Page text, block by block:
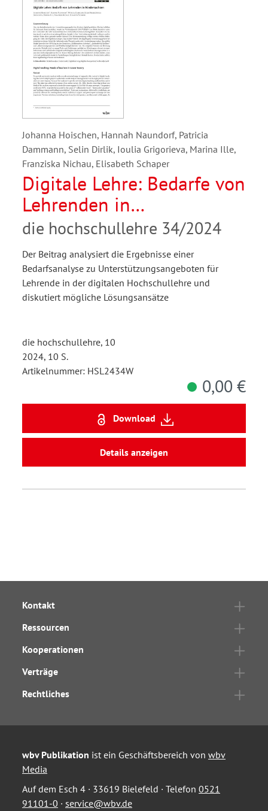
Johanna Hoischen, Hannah Naundorf, Patricia
Dammann, Selin Dirlik, Ioulia Grigorieva, Marina Ille,
Franziska Nichau, Elisabeth Schaper
Digitale Lehre: Bedarfe von
Lehrenden in
Niedersachsen
die hochschullehre 34/2024
Der Beitrag analysiert die Ergebnisse einer
Bedarfsanalyse zu Unterstützungsangeboten für
Lehrende in der digitalen Hochschullehre und
diskutiert mögliche Lösungsansätze
die hochschullehre, 10
2024, 10 S.
Artikelnummer: HSL2434W
0,00 €
Download
Details anzeigen
Kontakt
Ressourcen
Kooperationen
Verträge
Rechtliches
wbv Publikation ist ein Geschäftsbereich von wbv
Media
Auf dem Esch 4 · 33619 Bielefeld · Telefon 0521
91101-0 · service@wbv.de